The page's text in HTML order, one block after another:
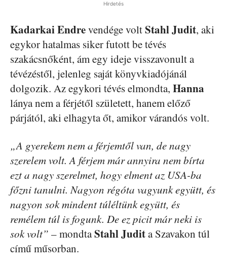
Hirdetés
Kadarkai Endrevendége voltStahl Judit, aki
egykor hatalmas siker futott be tévés
szakácsnőként, ám egy ideje visszavonult a
tévézéstől, jelenleg saját könyvkiadójánál
dolgozik. Az egykori tévés elmondta, Hanna
lánya nem a férjétől született, hanem előző
párjától, aki elhagyta őt, amikor várandós volt.
„A gyerekem nem a férjemtől van, de nagy
szerelem volt. A férjem már annyira nem bírta
ezt a nagy szerelmet, hogy elment az USA-ba
főzni tanulni. Nagyon régóta vagyunk együtt, és
nagyon sok mindent túléltünk együtt, és
remélem túl is fogunk. De ez picit már neki is
sok volt” – mondtaStahl Judita Szavakon túl
című műsorban.